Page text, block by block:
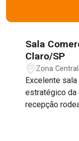
Sala
Claro/SP
Zona
Excelente
estratégico da
recepção